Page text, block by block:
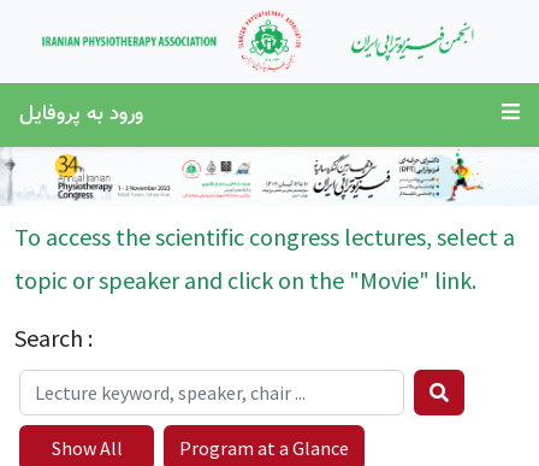
ورود به پروفایل
To access the scientific congress lectures, select a
topic or speaker and click on the "Movie" link.
Search :
Show All Program at a Glance